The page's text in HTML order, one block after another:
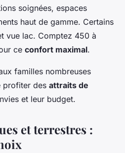
soignées, espaces
haut de gamme. Certains
vue lac. Comptez 450 à
ce confort maximal.
familles nombreuses
profiter des attraits de
et leur budget.
et terrestres :